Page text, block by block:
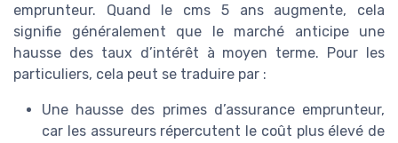
emprunteur. Quand le cms 5 ans augmente, cela
signifie généralement que le marché anticipe une
hausse des taux d’intérêt à moyen terme. Pour les
particuliers, cela peut se traduire par :
Une hausse des primes d’assurance emprunteur,
car les assureurs répercutent le coût plus élevé de